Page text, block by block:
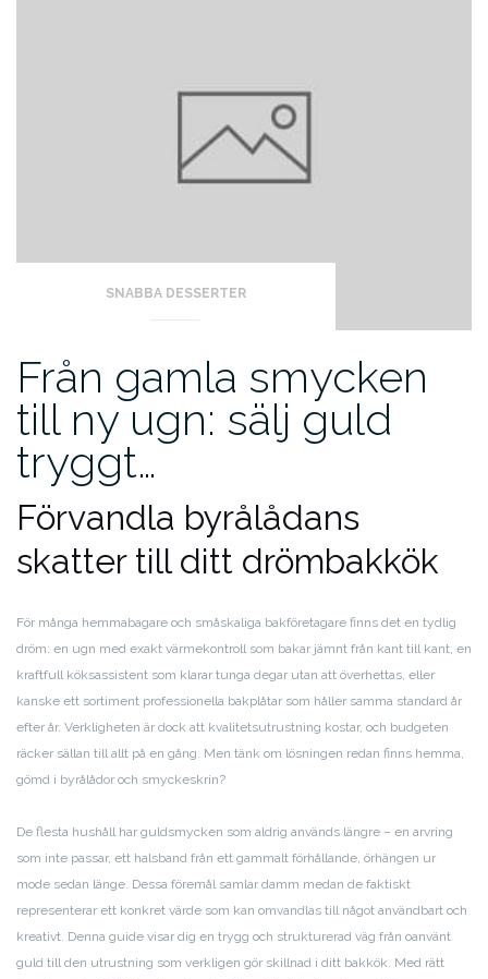
SNABBA DESSERTER
Från gamla smycken
till ny ugn: sälj guld
tryggt…
Förvandla byrålådans
skatter till ditt drömbakkök
För många hemmabagare och småskaliga bakföretagare finns det en tydlig
dröm: en ugn med exakt värmekontroll som bakar jämnt från kant till kant, en
kraftfull köksassistent som klarar tunga degar utan att överhettas, eller
kanske ett sortiment professionella bakplåtar som håller samma standard år
efter år. Verkligheten är dock att kvalitetsutrustning kostar, och budgeten
räcker sällan till allt på en gång. Men tänk om lösningen redan finns hemma,
gömd i byrålådor och smyckeskrin?
De flesta hushåll har guldsmycken som aldrig används längre – en arvring
som inte passar, ett halsband från ett gammalt förhållande, örhängen ur
mode sedan länge. Dessa föremål samlar damm medan de faktiskt
representerar ett konkret värde som kan omvandlas till något användbart och
kreativt. Denna guide visar dig en trygg och strukturerad väg från oanvänt
guld till den utrustning som verkligen gör skillnad i ditt bakkök. Med rätt